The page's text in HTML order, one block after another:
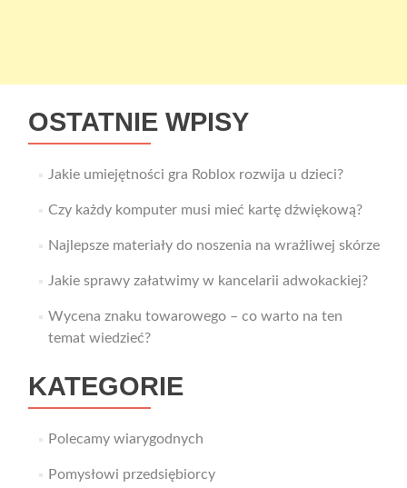
OSTATNIE WPISY
Jakie umiejętności gra Roblox rozwija u dzieci?
Czy każdy komputer musi mieć kartę dźwiękową?
Najlepsze materiały do noszenia na wrażliwej skórze
Jakie sprawy załatwimy w kancelarii adwokackiej?
Wycena znaku towarowego – co warto na ten
temat wiedzieć?
KATEGORIE
Polecamy wiarygodnych
Pomysłowi przedsiębiorcy